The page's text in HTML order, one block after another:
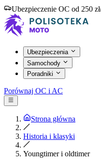
Ubezpieczenie OC od 250
Ubezpieczenia
Samochody
Poradniki
Porównaj OC i AC
Strona główna
Historia i klasyki
Youngtimer i oldtimer